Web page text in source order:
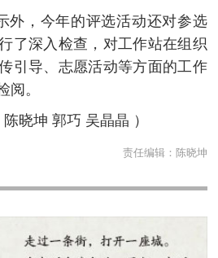
外，今年的评选活动还对参选
了深入检查，对工作站在组织
引导、志愿活动等方面的工作
阅。
晓坤 郭巧 吴晶晶 ）
责任编辑： 陈晓坤